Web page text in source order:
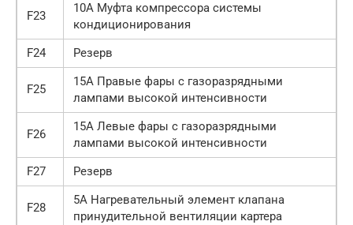
F23
10А Муфта компрессора системы
кондиционирования
F24
Резерв
F25
15А Правые фары с газоразрядными
лампами высокой интенсивности
F26
15А Левые фары с газоразрядными
лампами высокой интенсивности
F27
Резерв
F28
5А Нагревательный элемент клапана
принудительной вентиляции картера